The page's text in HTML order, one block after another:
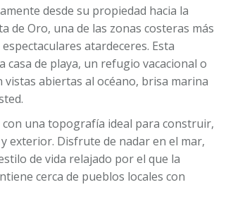
desde su propiedad hacia la
de Oro, una de las zonas costeras más
atardeceres. Esta
de playa, un refugio vacacional o
abiertas al océano, brisa marina
una topografía ideal para construir,
exterior. Disfrute de nadar en el mar,
de vida relajado por el que la
cerca de pueblos locales con